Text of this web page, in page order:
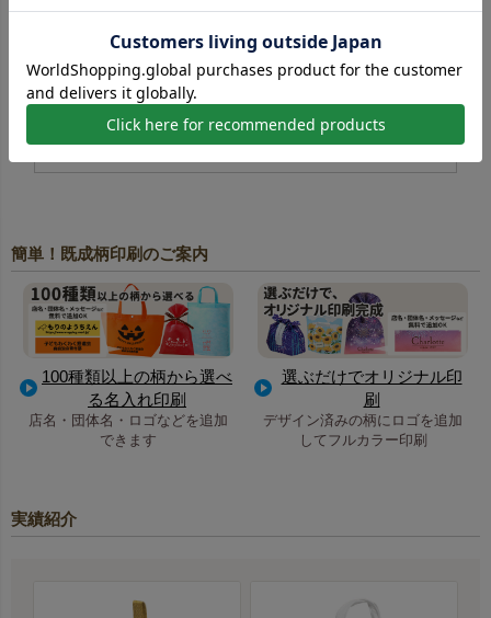
白い不織布に対応した高精細なフルカラー印刷。写真やイ
ラストを美しく再現でき、同人イベントのノベルティにも
人気です。
簡単！既成柄印刷のご案内
100種類以上の柄から選べ
る名入れ印刷
店名・団体名・ロゴなどを追加
できます
選ぶだけでオリジナル印
刷
デザイン済みの柄にロゴを追加
してフルカラー印刷
実績紹介